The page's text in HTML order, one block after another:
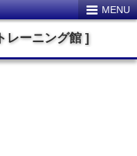
レーニング館 ]
MENU